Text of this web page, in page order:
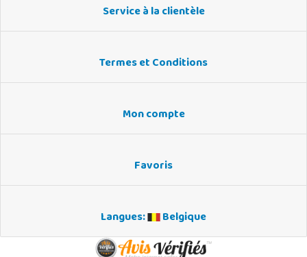
Service à la clientèle
Termes et Conditions
Mon compte
Favoris
Langues: Belgique